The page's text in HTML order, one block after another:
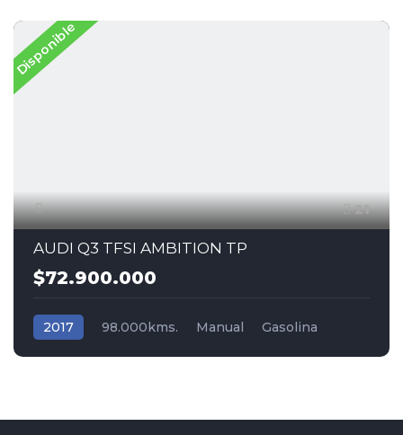
Disponible
21
AUDI Q3 TFSI AMBITION TP
$72.900.000
2017 98.000kms. Manual
Gasolina